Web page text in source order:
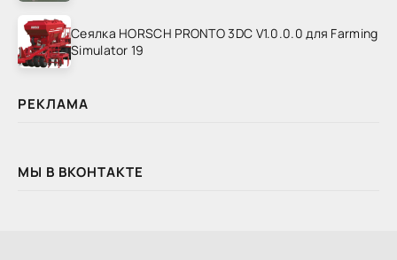
Сеялка HORSCH PRONTO 3DC V1.0.0.0 для Farming
Simulator 19
РЕКЛАМА
МЫ В ВКОНТАКТЕ